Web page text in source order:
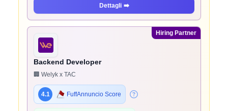
Dettagli ➡️
Hiring Partner
Backend Developer
🏢 Welyk x TAC
4.1 FuffAnnuncio Score